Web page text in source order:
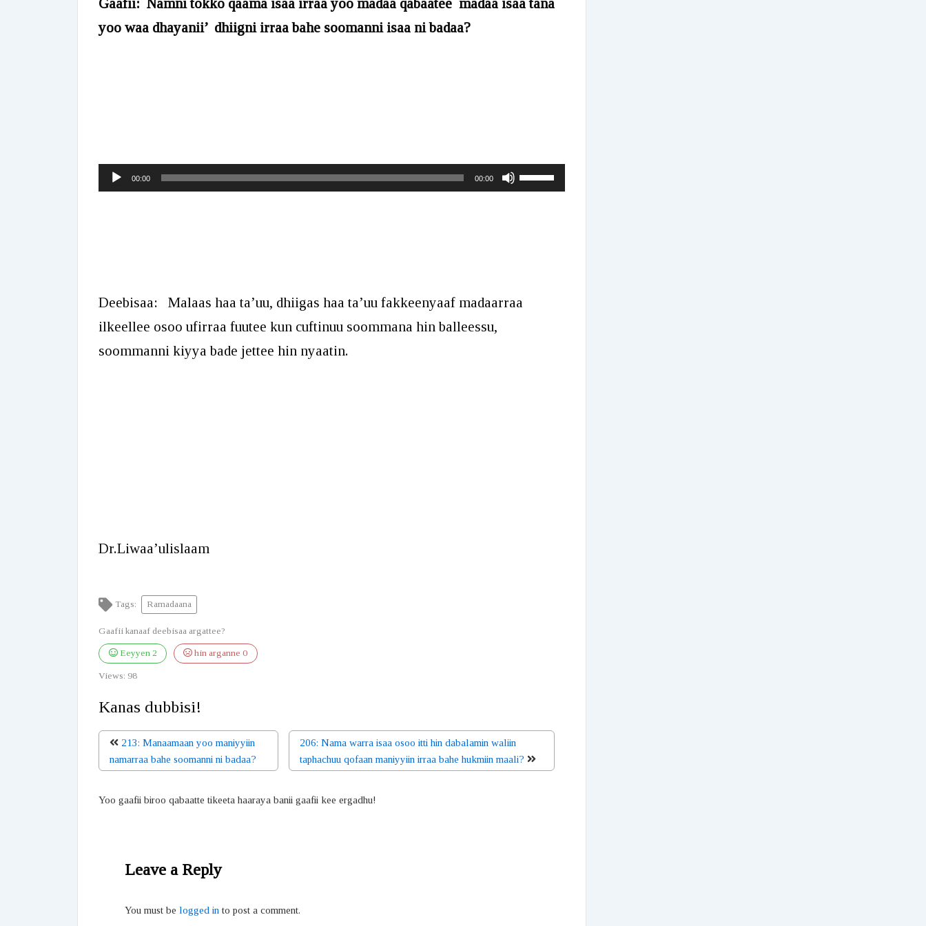
Gaafii: Namni tokko qaama isaa irraa yoo madaa qabaatee madaa isaa tana
yoo waa dhayanii’ dhiigni irraa bahe soomanni isaa ni badaa?
Audio00:00 00:00
Use
Deebisaa: Malaas haa ta’uu, dhiigas haa ta’uu fakkeenyaaf madaarraa
ilkeellee osoo ufirraa fuutee kun cuftinuu soommana hin balleessu,
soommanni kiyya bade jettee hin nyaatin.
Dr.Liwaa’ulislaam
Tags: Ramadaana
Gaafii kanaaf deebisaa argattee?
Eeyyen 2 hin arganne 0
Views: 98
Kanas dubbisi!
213: Manaamaan yoo maniyyiin
namarraa bahe soomanni ni badaa?
206: Nama warra isaa osoo itti hin dabalamin waliin
taphachuu qofaan maniyyiin irraa bahe hukmiin maali?
Yoo gaafii biroo qabaatte tikeeta haaraya banii gaafii kee ergadhu!
Leave a Reply
You must be logged in to post a comment.